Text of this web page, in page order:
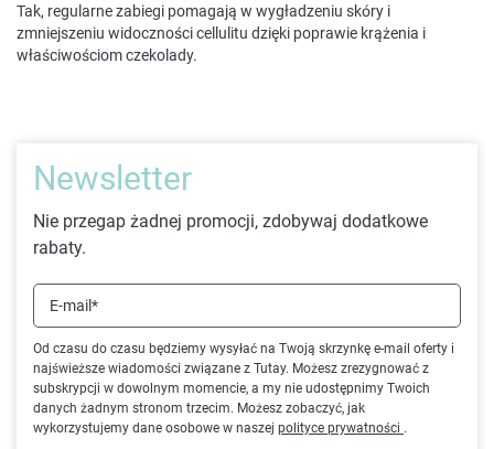
Tak, regularne zabiegi pomagają w wygładzeniu skóry i
zmniejszeniu widoczności cellulitu dzięki poprawie krążenia i
właściwościom czekolady.
Newsletter
Nie przegap żadnej promocji, zdobywaj dodatkowe
rabaty.
Od czasu do czasu będziemy wysyłać na Twoją skrzynkę e-mail oferty i
najświeższe wiadomości związane z Tutay. Możesz zrezygnować z
subskrypcji w dowolnym momencie, a my nie udostępnimy Twoich
danych żadnym stronom trzecim. Możesz zobaczyć, jak
wykorzystujemy dane osobowe w naszej polityce prywatności .
E-mail*